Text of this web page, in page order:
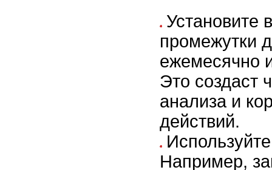
Установите
промежутки
ежемесячно
Это создаст
анализа и
действий.
Например,